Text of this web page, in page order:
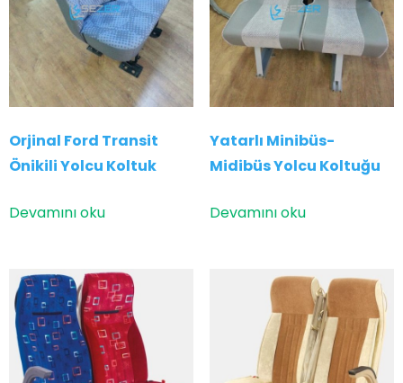
Orjinal Ford Transit
Önikili Yolcu Koltuk
Devamını oku
Yatarlı Minibüs-
Midibüs Yolcu Koltuğu
Devamını oku